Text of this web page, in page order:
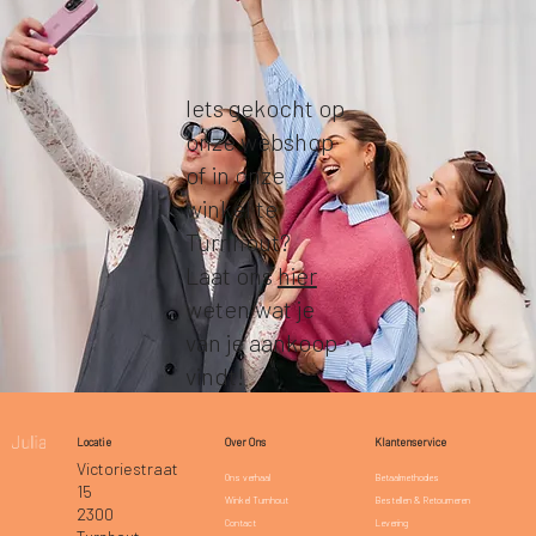
Iets gekocht op
onze webshop
of in onze
winkel te
Turnhout?
Laat onshier
weten wat je
van je aankoop
vindt!
Locatie
Victoriestraat
15
2300
Over Ons
Ons verhaal
Winkel Turnhout
Contact
Klantenservice
Betaalmethodes
Bestellen & Retourneren
Levering